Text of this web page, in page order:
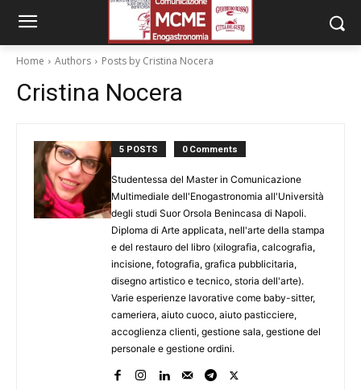
Home Authors Posts by Cristina Nocera
Cristina Nocera
5 POSTS 0 Comments
Studentessa del Master in Comunicazione
Multimediale dell'Enogastronomia all'Università
degli studi Suor Orsola Benincasa di Napoli.
Diploma di Arte applicata, nell'arte della stampa
e del restauro del libro (xilografia, calcografia,
incisione, fotografia, grafica pubblicitaria,
disegno artistico e tecnico, storia dell'arte).
Varie esperienze lavorative come baby-sitter,
cameriera, aiuto cuoco, aiuto pasticciere,
accoglienza clienti, gestione sala, gestione del
personale e gestione ordini.